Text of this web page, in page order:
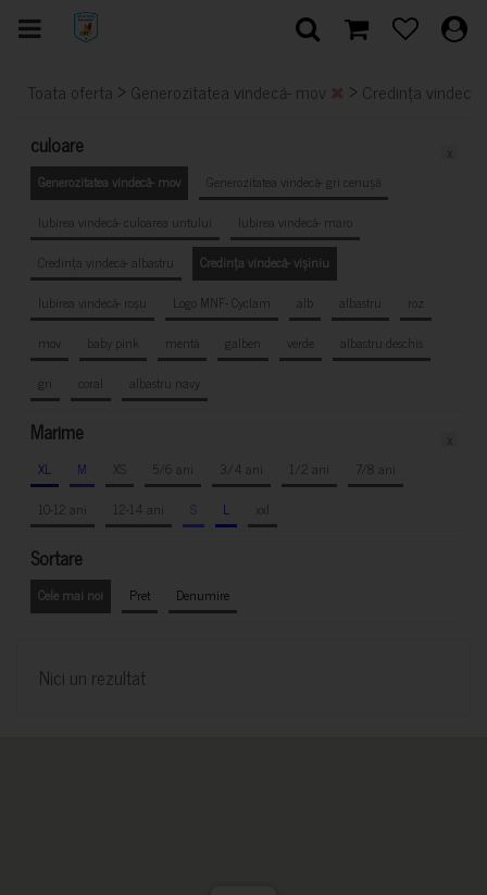
Toata oferta > Generozitatea vindecă- mov > Credința
culoare
Generozitatea vindecă- mov
Generozitatea vindecă- gri cenușă
Iubirea vindecă- culoarea untului
Iubirea vindecă- maro
Credința vindecă- albastru
Credința vindecă- vișiniu
Iubirea vindecă- roșu
Logo MNF- Cyclam alb albastru
roz
mov
baby pink mentă galben verde
albastru deschis
gri
coral albastru navy
Marime
XL M XS 5/6 ani 3/4 ani 1/2 ani
7/8 ani
10-12 ani
12-14 ani S L xxl
Sortare
Cele mai noi Pret Denumire
Nici un rezultat